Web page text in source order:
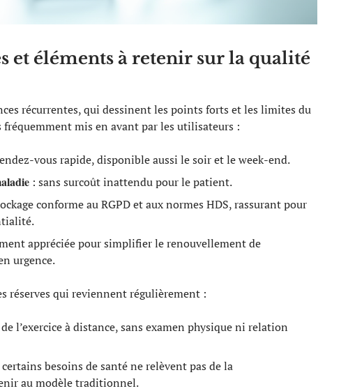
et éléments à retenir sur la qualité
récurrentes, qui dessinent les points forts et les limites du
fréquemment mis en avant par les utilisateurs :
vous rapide, disponible aussi le soir et le week-end.
: sans surcoût inattendu pour le patient.
conforme au RGPD et aux normes HDS, rassurant pour
appréciée pour simplifier le renouvellement de
urgence.
réserves qui reviennent régulièrement :
l’exercice à distance, sans examen physique ni relation
certains besoins de santé ne relèvent pas de la
au modèle traditionnel.